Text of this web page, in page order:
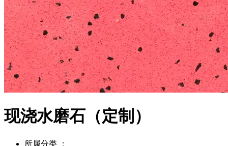
现浇水磨石（定制）
所属分类 ：